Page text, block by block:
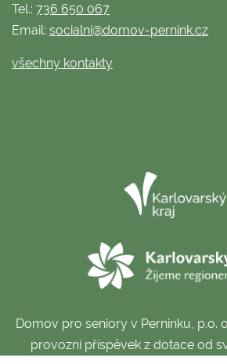
Tel.: 736 650 067
Email: socialni@domov-pernink.cz
všechny kontakty
Domov pro seniory v Perninku, p.o.
provozní příspěvek z dotace od